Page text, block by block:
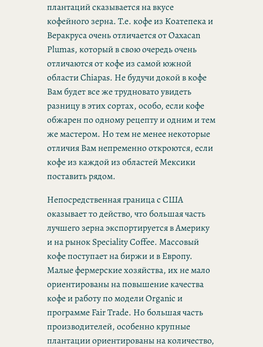
плантаций сказывается на вкусе
кофейного зерна. Т.е. кофе из Коатепека и
Веракруса очень отличается от Oaxacan
Plumas, который в свою очередь очень
отличаются от кофе из самой южной
области Chiapas. Не будучи докой в кофе
Вам будет все же трудновато увидеть
разницу в этих сортах, особо, если кофе
обжарен по одному рецепту и одним и тем
же мастером. Но тем не менее некоторые
отличия Вам непременно откроются, если
кофе из каждой из областей Мексики
поставить рядом.
Непосредственная граница с США
оказывает то действо, что большая часть
лучшего зерна экспортируется в Америку
и на рынок Speciality Coffee. Массовый
кофе поступает на биржи и в Европу.
Малые фермерские хозяйства, их не мало
ориентированы на повышение качества
кофе и работу по модели Organic и
программе Fair Trade. Но большая часть
производителей, особенно крупные
плантации ориентированы на количество,